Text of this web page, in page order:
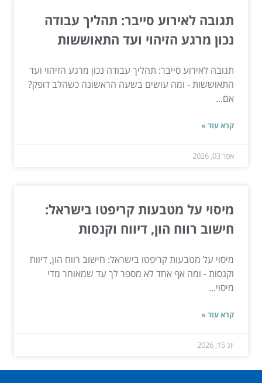
תגובה לאירוע סייבר: תהליך עבודה
נכון מרגע הזיהוי ועד התאוששות
תגובה לאירוע סייבר: תהליך עבודה נכון מרגע הזיהוי ועד
התאוששות - ומה עושים בשעה הראשונה כשהלב דופק?
אם...
קרא עוד »
אפר 03, 2026
מיסוי על מטבעות קריפטו בישראל:
חישוב רווח הון, דיווח וקנסות
מיסוי על מטבעות קריפטו בישראל: חישוב רווח הון, דיווח
וקנסות - ומה אף אחד לא מספר לך עד שמאוחר מדי
מיסוי...
קרא עוד »
יונ 15, 2026